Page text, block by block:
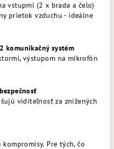
vstupmi (2 x brada a čelo)
prietok vzduchu - ideálne
komunikačný systém
výstupom na mikrofón
viditeľnosť za znížených
Pre tých, čo